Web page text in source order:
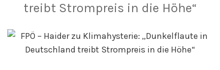
treibt Strompreis in die Höhe“